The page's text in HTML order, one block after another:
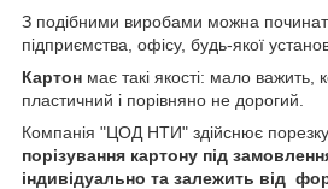
З подібними виробами можна
підприємства, офісу, будь-якої
Картон має такі якості: мало важить,
пластичний і порівняно не дорогий.
Компанія "ЦОД НТИ" здійснює
порізування картону під
індивідуально та залежить від